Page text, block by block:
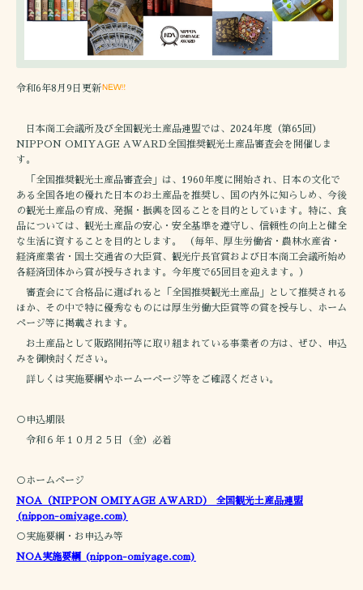
令和6年8月9日更新
日本商工会議所及び全国観光土産品連盟では、2024年度（第65回）
NIPPON OMIYAGE AWARD全国推奨観光土産品審査会を開催しま
す。
「全国推奨観光土産品審査会」は、1960年度に開始され、日本の文化で
ある全国各地の優れた日本のお土産品を推奨し、国の内外に知らしめ、今後
の観光土産品の育成、発掘・振興を図ることを目的としています。特に、食
品については、観光土産品の安心・安全基準を遵守し、信頼性の向上と健全
な生活に資することを目的とします。 （毎年、厚生労働省・農林水産省・
経済産業省・国土交通省の大臣賞、観光庁長官賞および日本商工会議所始め
各経済団体から賞が授与されます。今年度で65回目を迎えます。）
審査会にて合格品に選ばれると「全国推奨観光土産品」として推奨される
ほか、その中で特に優秀なものには厚生労働大臣賞等の賞を授与し、ホーム
ページ等に掲載されます。
お土産品として販路開拓等に取り組まれている事業者の方は、ぜひ、申込
みを御検討ください。
詳しくは実施要綱やホームーページ等をご確認ください。
○申込期限
令和６年１０月２５日（金）必着
○ホームページ
NOA（NIPPON OMIYAGE AWARD） 全国観光土産品連盟
(nippon-omiyage.com)
○実施要綱・お申込み等
NOA実施要綱 (nippon-omiyage.com)